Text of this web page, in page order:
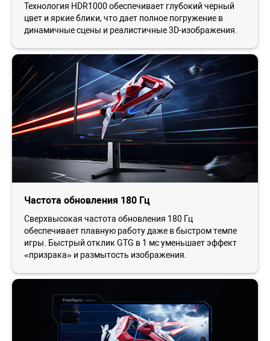
Технология HDR1000 обеспечивает глубокий черный
цвет и яркие блики, что дает полное погружение в
динамичные сцены и реалистичные 3D-изображения.
Частота обновления 180 Гц
Сверхвысокая частота обновления 180 Гц
обеспечивает плавную работу даже в быстром темпе
игры. Быстрый отклик GTG в 1 мс уменьшает эффект
«призрака» и размытость изображения.